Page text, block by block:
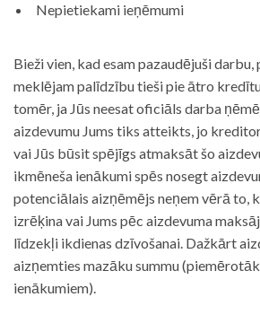
Nepietiekami ieņēmumi
Bieži vien, kad esam pazaudējuši
meklējam palīdzību tieši pie ātro
tomēr, ja Jūs neesat oficiāls darba
aizdevumu Jums tiks atteikts, jo
vai Jūs būsit spējīgs atmaksāt šo
ikmēneša ienākumi spēs nosegt
potenciālais aizņēmējs neņem vērā to,
izrēķina vai Jums pēc aizdevuma
līdzekļi ikdienas dzīvošanai. Dažkārt
aizņemties mazāku summu
ienākumiem).